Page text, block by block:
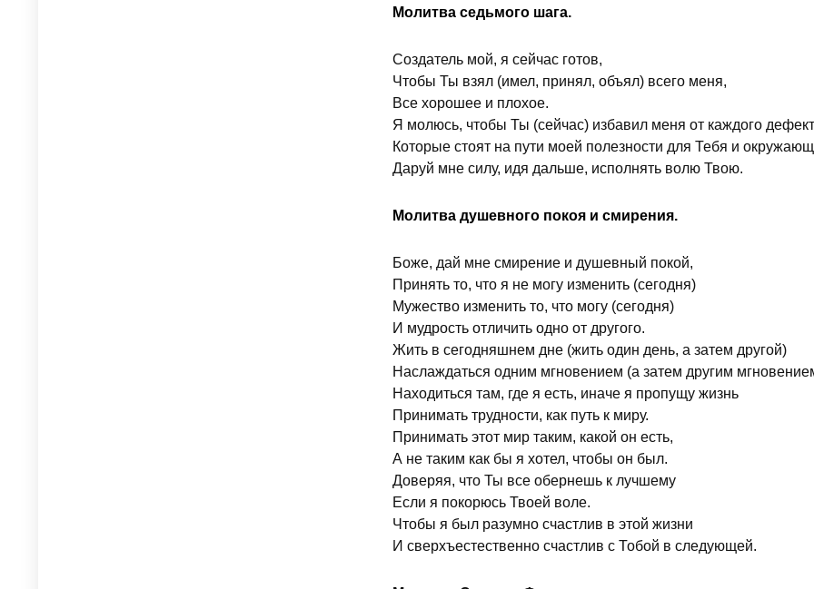
Молитва седьмого шага.
Создатель мой, я сейчас готов,
Чтобы Ты взял (имел, принял, объял) всего меня,
Все хорошее и плохое.
Я молюсь, чтобы Ты (сейчас) избавил меня от каждого
Которые стоят на пути моей полезности для Тебя и
Даруй мне силу, идя дальше, исполнять волю Твою.
Молитва душевного покоя и смирения.
Боже, дай мне смирение и душевный покой,
Принять то, что я не могу изменить (сегодня)
Мужество изменить то, что могу (сегодня)
И мудрость отличить одно от другого.
Жить в сегодняшнем дне (жить один день, а затем другой)
Наслаждаться одним мгновением (а затем другим
Находиться там, где я есть, иначе я пропущу жизнь
Принимать трудности, как путь к миру.
Принимать этот мир таким, какой он есть,
А не таким как бы я хотел, чтобы он был.
Доверяя, что Ты все обернешь к лучшему
Если я покорюсь Твоей воле.
Чтобы я был разумно счастлив в этой жизни
И сверхъестественно счастлив с Тобой в следующей.